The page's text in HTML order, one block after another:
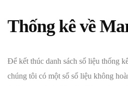
Thống kê về
Để kết thúc danh sách số liệu thống
chúng tôi có một số số liệu không